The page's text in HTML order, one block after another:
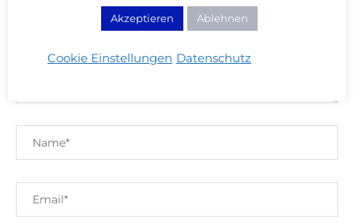
Akzeptieren Ablehnen
Cookie Einstellungen Datenschutz